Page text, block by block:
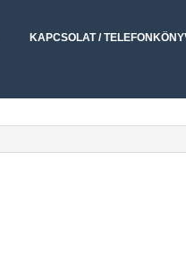
KAPCSOLAT /